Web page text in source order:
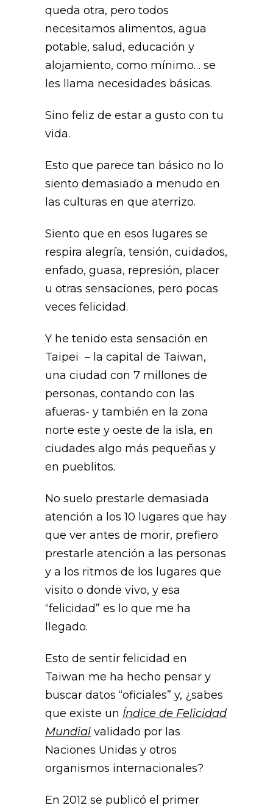
queda otra, pero todos
necesitamos alimentos, agua
potable, salud, educación y
alojamiento, como mínimo… se
les llama necesidades básicas.
Sino feliz de estar a gusto con tu
vida.
Esto que parece tan básico no lo
siento demasiado a menudo en
las culturas en que aterrizo.
Siento que en esos lugares se
respira alegría, tensión, cuidados,
enfado, guasa, represión, placer
u otras sensaciones, pero pocas
veces felicidad.
Y he tenido esta sensación en
Taipei – la capital de Taiwan,
una ciudad con 7 millones de
personas, contando con las
afueras- y también en la zona
norte este y oeste de la isla, en
ciudades algo más pequeñas y
en pueblitos.
No suelo prestarle demasiada
atención a los 10 lugares que hay
que ver antes de morir, prefiero
prestarle atención a las personas
y a los ritmos de los lugares que
visito o donde vivo, y esa
“felicidad” es lo que me ha
llegado.
Esto de sentir felicidad en
Taiwan me ha hecho pensar y
buscar datos “oficiales” y, ¿sabes
que existe un Índice de Felicidad
Mundial validado por las
Naciones Unidas y otros
organismos internacionales?
En 2012 se publicó el primer